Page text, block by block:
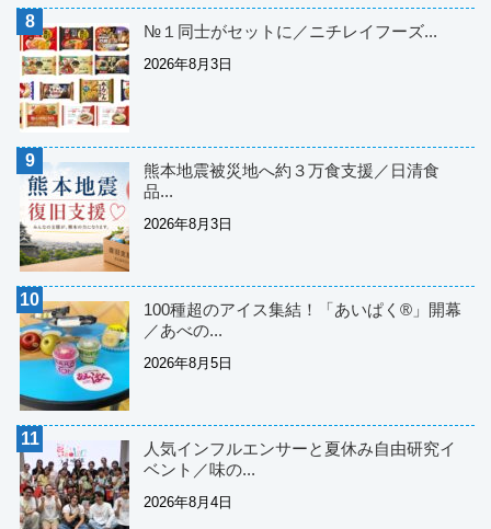
№１同士がセットに／ニチレイフーズ...
2026年8月3日
熊本地震被災地へ約３万食支援／日清食
品...
2026年8月3日
100種超のアイス集結！「あいぱく®」開幕
／あべの...
2026年8月5日
人気インフルエンサーと夏休み自由研究イ
ベント／味の...
2026年8月4日